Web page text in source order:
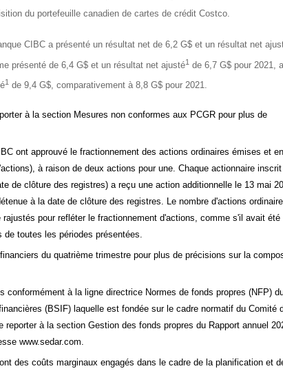
du portefeuille canadien de cartes de crédit Costco.
CIBC a présenté un résultat net de 6,2 G$ et un résultat net
présenté de 6,4 G$ et un résultat net ajusté1 de 6,7 G$ pour 2021,
1 de 9,4 G$, comparativement à 8,8 G$ pour 2021.
à la section Mesures non conformes aux PCGR pour plus de
ont approuvé le fractionnement des actions ordinaires émises et en
à raison de deux actions pour une. Chaque actionnaire
de clôture des registres) a reçu une action additionnelle le 13 mai
à la date de clôture des registres. Le nombre d'actions
pour refléter le fractionnement d'actions, comme s'il avait été
de toutes les périodes présentées.
du quatrième trimestre pour plus de précisions sur la
conformément à la ligne directrice Normes de fonds propres (NFP)
(BSIF) laquelle est fondée sur le cadre normatif du Comité
reporter à la section Gestion des fonds propres du Rapport annuel
www.sedar.com.
des coûts marginaux engagés dans le cadre de la planification et